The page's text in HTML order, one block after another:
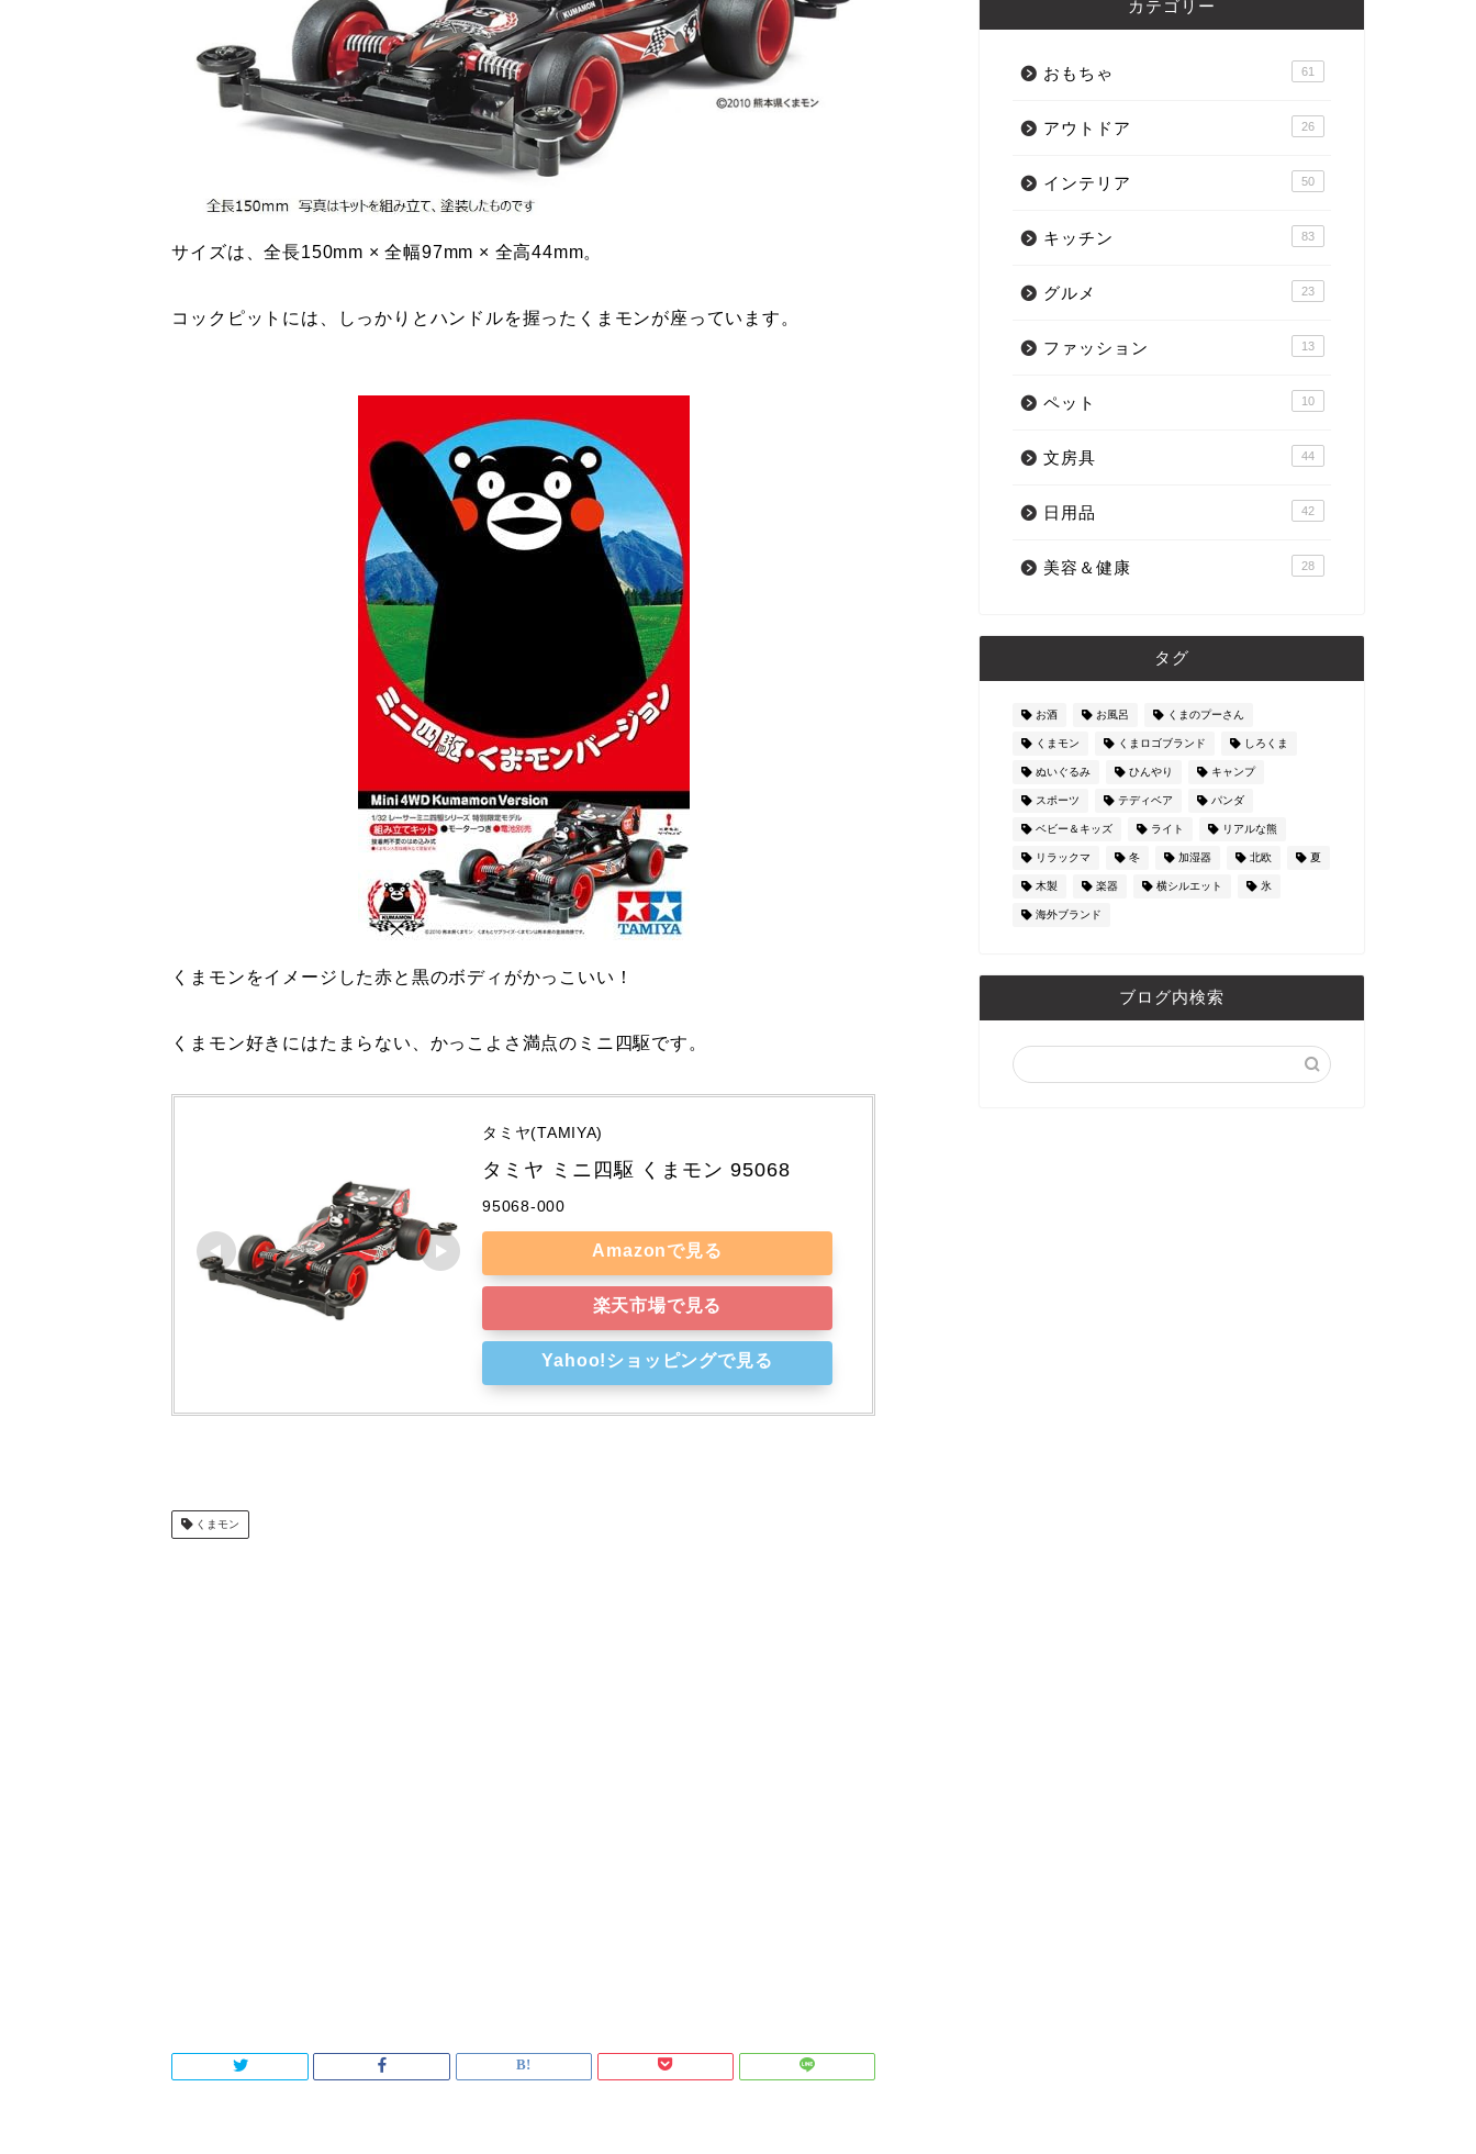
サイズは、全長150mm × 全幅97mm × 全高44mm。
コックピットには、しっかりとハンドルを握ったくまモンが座っています。
くまモンをイメージした赤と黒のボディがかっこいい！
くまモン好きにはたまらない、かっこよさ満点のミニ四駆です。
タミヤ(TAMIYA)
タミヤ ミニ四駆 くまモン 95068
95068-000
Amazonで見る
楽天市場で見る
Yahoo!ショッピングで見る
くまモン
カテゴリー
おもちゃ 61
アウトドア 26
インテリア 50
キッチン 83
グルメ 23
ファッション 13
ペット 10
文房具 44
日用品 42
美容＆健康 28
タグ
お酒 お風呂 くまのプーさん
くまモン くまロゴブランド しろくま
ぬいぐるみ ひんやり キャンプ
スポーツ テディベア パンダ
ベビー＆キッズ ライト リアルな熊
リラックマ 冬 加湿器 北欧 夏
木製 楽器 横シルエット 氷
海外ブランド
ブログ内検索